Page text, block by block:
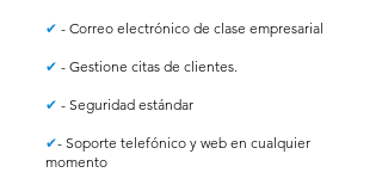
✔ - Correo electrónico de clase empresarial
✔ - Gestione citas de clientes.
✔ - Seguridad estándar
✔- Soporte telefónico y web en cualquier
momento